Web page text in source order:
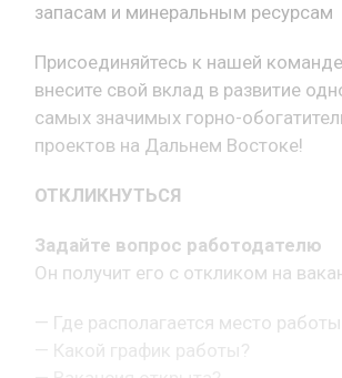
запасам и минеральным ресурсам
Присоединяйтесь к нашей
внесите свой вклад в развитие
самых значимых горно-
проектов на Дальнем Востоке!
ОТКЛИКНУТЬСЯ
Задайте вопрос работодателю
Он получит его с откликом на
— Где располагается место
— Какой график работы?